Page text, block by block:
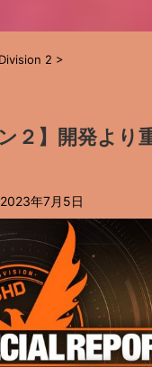
2 >
２】開発より
2023年7月5日